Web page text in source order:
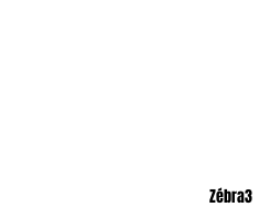
Zébra3